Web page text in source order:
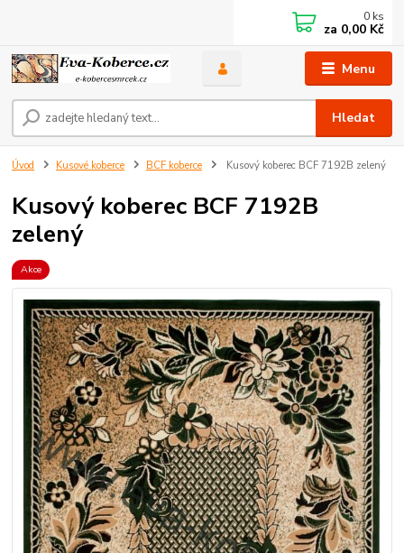
Menu
Hledat
0 ks
za 0,00 Kč
Úvod Kusové koberce BCF koberce Kusový koberec BCF 7192B zelený
Kusový koberec BCF 7192B
zelený
Akce